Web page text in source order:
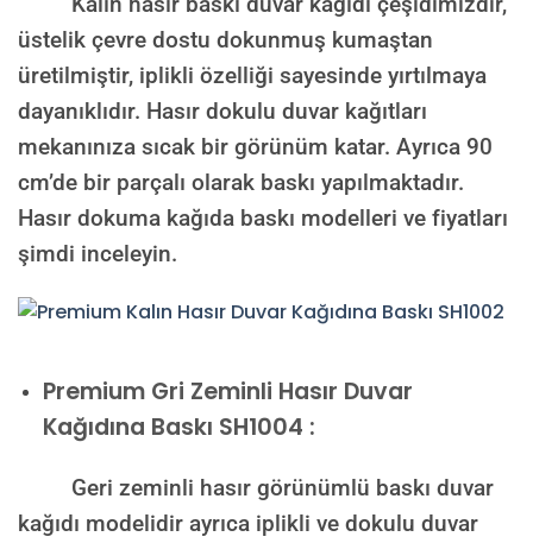
üstelik çevre dostu dokunmuş kumaştan
üretilmiştir, iplikli özelliği sayesinde yırtılmaya
dayanıklıdır. Hasır dokulu duvar kağıtları
mekanınıza sıcak bir görünüm katar. Ayrıca 90
cm’de bir parçalı olarak baskı yapılmaktadır.
Hasır dokuma kağıda baskı modelleri ve fiyatları
şimdi inceleyin.
Premium Gri Zeminli Hasır Duvar
Kağıdına Baskı SH1004 :
Geri zeminli hasır görünümlü baskı duvar
kağıdı modelidir ayrıca iplikli ve dokulu duvar